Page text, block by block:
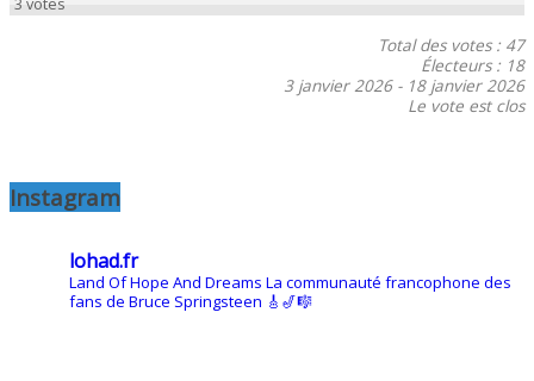
Total des votes : 47
Électeurs : 18
3 janvier 2026- 18 janvier 2026
Le vote est clos
Instagram
lohad.fr
Land Of Hope And Dreams La communauté francophone des
fans de Bruce Springsteen 🎸🎷🎼